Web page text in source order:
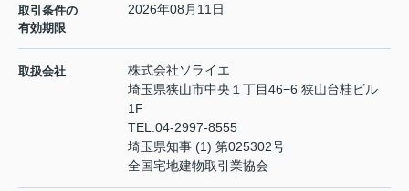
取引条件の
有効期限
2026年08月11日
取扱会社
株式会社ソライエ
埼玉県狭山市中央１丁目46−6 狭山台桂ビル
1F
TEL:04-2997-8555
埼玉県知事 (1) 第025302号
全国宅地建物取引業協会